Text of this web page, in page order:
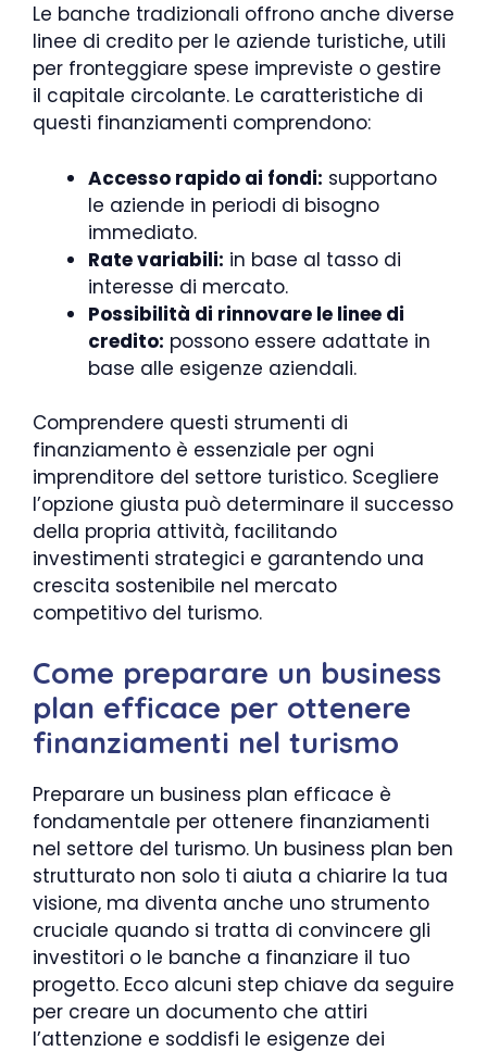
Le banche tradizionali offrono anche diverse
linee di credito per le aziende turistiche, utili
per fronteggiare spese impreviste o gestire
il capitale circolante. Le caratteristiche di
questi finanziamenti comprendono:
Accesso rapido ai fondi: supportano
le aziende in periodi di bisogno
immediato.
Rate variabili: in base al tasso di
interesse di mercato.
Possibilità di rinnovare le linee di
credito: possono essere adattate in
base alle esigenze aziendali.
Comprendere questi strumenti di
finanziamento è essenziale per ogni
imprenditore del settore turistico. Scegliere
l’opzione giusta può determinare il successo
della propria attività, facilitando
investimenti strategici e garantendo una
crescita sostenibile nel mercato
competitivo del turismo.
Come preparare un business
plan efficace per ottenere
finanziamenti nel turismo
Preparare un business plan efficace è
fondamentale per ottenere finanziamenti
nel settore del turismo. Un business plan ben
strutturato non solo ti aiuta a chiarire la tua
visione, ma diventa anche uno strumento
cruciale quando si tratta di convincere gli
investitori o le banche a finanziare il tuo
progetto. Ecco alcuni step chiave da seguire
per creare un documento che attiri
l’attenzione e soddisfi le esigenze dei